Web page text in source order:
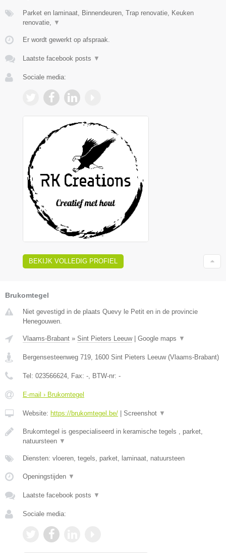
Parket en laminaat, Binnendeuren, Trap renovatie, Keuken
renovatie,
▼
Er wordt gewerkt op afspraak.
Laatste facebook posts ▼
Sociale media:
BEKIJK VOLLEDIG PROFIEL
Brukomtegel
Niet gevestigd in de plaats Quevy le Petit en in de provincie
Henegouwen.
Vlaams-Brabant » Sint Pieters Leeuw| Google maps ▼
Bergensesteenweg 719 1600 Sint Pieters Leeuw(Vlaams-Brabant)
Tel: 023566624 , Fax: - , BTW-nr: -
E-mail › Brukomtegel
Website: https://brukomtegel.be/ Screenshot ▼
Brukomtegel is gespecialiseerd in keramische tegels , parket,
natuursteen ▼
Diensten: vloeren, tegels, parket, laminaat, natuursteen
Openingstijden ▼
Laatste facebook posts ▼
Sociale media: